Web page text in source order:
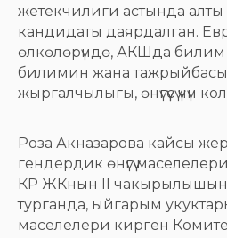
жетекчилиги астында
кандидаты даярдалган.
өлкөлөрүндө, АКШда билим
билимин жана
жыргалчылыгы, өнүгүүсү үчүн
Роза Акназарова кайсы
гендердик өнүгүү
КР ЖКнын II
турганда, ыйгарым
маселелери кирген